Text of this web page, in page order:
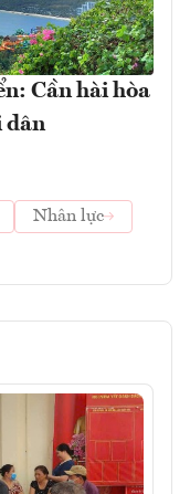
Cần hài hòa
dân
Nhân lực